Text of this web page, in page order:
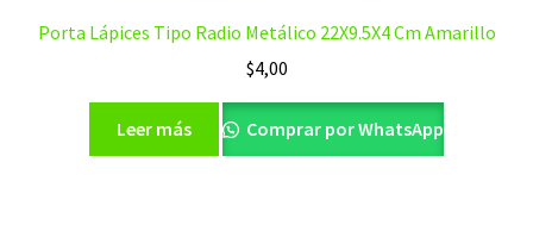
Porta Lápices Tipo Radio Metálico 22X9.5X4 Cm Amarillo
$4,00
Leer más Comprar por WhatsApp